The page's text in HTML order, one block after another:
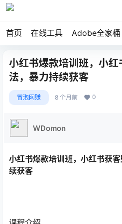
首页 在线工具 Adobe全家桶
小红书爆款培训班，小
法，暴力持续获客
冒泡网赚 8 个月前 0
WDomon
小红书爆款培训班，小红书获
续获客